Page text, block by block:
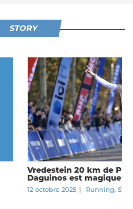
STORY
Paris 2025 : Etienne
!
Story